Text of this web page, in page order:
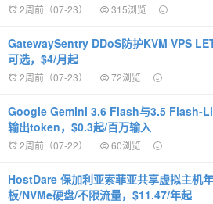
2周前（07-23） 315浏览
GatewaySentry DDoS防护KVM VPS
可选，$4/月起
2周前（07-23） 72浏览
Google Gemini 3.6 Flash与3.5 Flash-
输出token，$0.3起/百万输入
2周前（07-22） 60浏览
HostDare 保加利亚索菲亚共享虚拟主机
板/NVMe硬盘/不限流量，$11.47/年起